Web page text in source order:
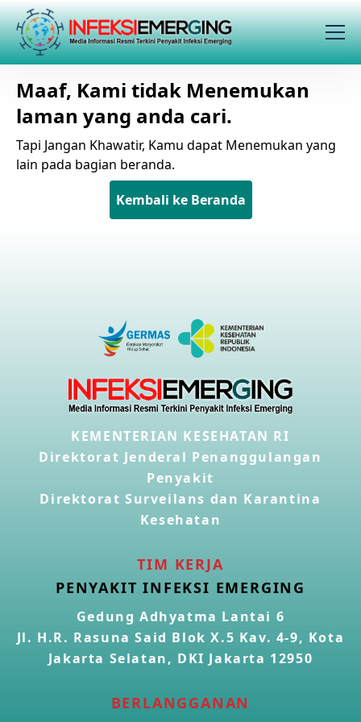
Maaf, Kami tidak Menemukan
laman yang anda cari.
Tapi Jangan Khawatir, Kamu dapat Menemukan yang
lain pada bagian beranda.
Kembali ke Beranda
KEMENTERIAN KESEHATAN RI
Direktorat Jenderal Penanggulangan
Penyakit
Direktorat Surveilans dan Karantina
Kesehatan
TIM KERJA
PENYAKIT INFEKSI EMERGING
Gedung Adhyatma Lantai 6
Jl. H.R. Rasuna Said Blok X.5 Kav. 4-9, Kota
Jakarta Selatan, DKI Jakarta 12950
BERLANGGANAN